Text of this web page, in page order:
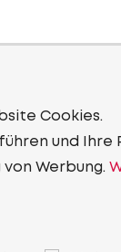
Cookies.
und
Werbung.